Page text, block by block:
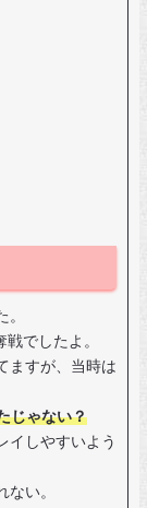
。
でしたよ。
ますが、当時は
じゃない？
イしやすいよう
ない。